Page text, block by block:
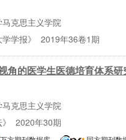
克思主义学院
学报》 2019年36卷1期
角的医学生医德培育体系研
克思主义学院
》 2020年30期